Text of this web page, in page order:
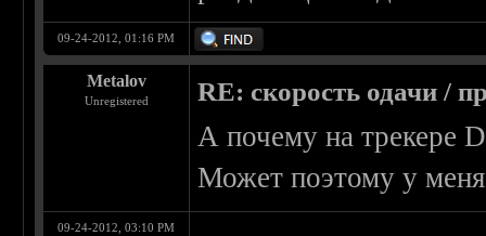
09-24-2012, 01:16 PM
Metalov
Unregistered RE: скорость одачи /
А почему на трекере
Может поэтому у меня
09-24-2012, 03:10 PM